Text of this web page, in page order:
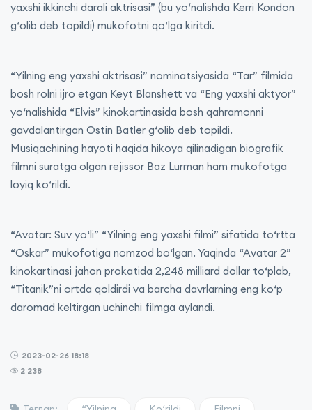
yaxshi ikkinchi darali aktrisasi” (bu yo‘nalishda Kerri Kondon
g‘olib deb topildi) mukofotni qo‘lga kiritdi.
“Yilning eng yaxshi aktrisasi” nominatsiyasida “Tar” filmida
bosh rolni ijro etgan Keyt Blanshett va “Eng yaxshi aktyor”
yo‘nalishida “Elvis” kinokartinasida bosh qahramonni
gavdalantirgan Ostin Batler g‘olib deb topildi.
Musiqachining hayoti haqida hikoya qilinadigan biografik
filmni suratga olgan rejissor Baz Lurman ham mukofotga
loyiq ko‘rildi.
“Avatar: Suv yo‘li” “Yilning eng yaxshi filmi” sifatida to‘rtta
“Oskar” mukofotiga nomzod bo‘lgan. Yaqinda “Avatar 2”
kinokartinasi jahon prokatida 2,248 milliard dollar to‘plab,
“Titanik”ni ortda qoldirdi va barcha davrlarning eng ko‘p
daromad keltirgan uchinchi filmga aylandi.
2023-02-26 18:18
2 238